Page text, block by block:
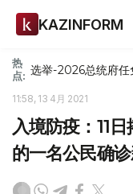
KAZINFORM
热
点: 选举-2026总统府任
11:58, 13 4月 2021
入境防疫：11
的一名公民确